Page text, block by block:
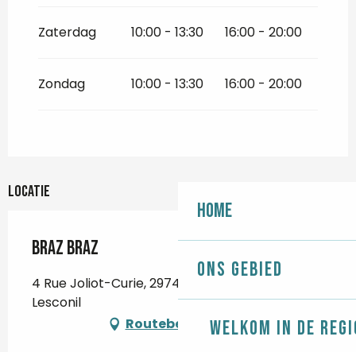
Home
Ons gebied
Welkom in de
Zaterdag 10:00 - 13:30 16:00 - 20:00
Zondag 10:00 - 13:30 16:00 - 20:00
Locatie
Braz Braz
4 Rue Joliot-Curie, 29740 Plobannalec-
Lesconil
Routebeschrijving